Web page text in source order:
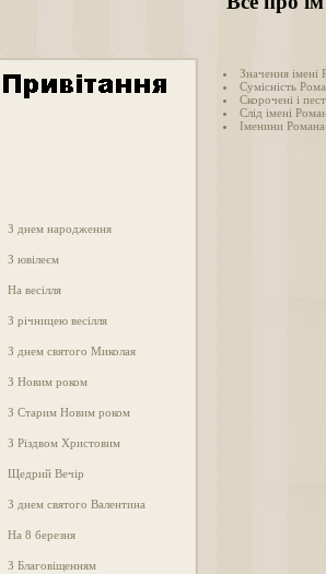
З днем народження
З ювілеєм
На весілля
З річницею весілля
З днем святого Миколая
З Новим роком
З Старим Новим роком
З Різдвом Христовим
Щедрий Вечір
З днем святого Валентина
На 8 березня
З Благовіщенням
Значення імені
Сумісність
Скорочені і
Слід імені
Іменини Романа